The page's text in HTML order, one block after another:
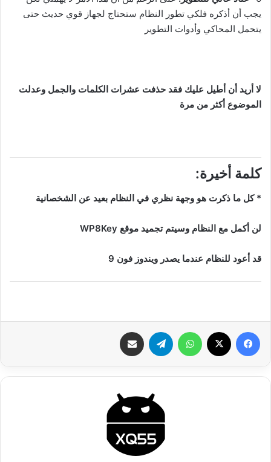
يجب أن أذكره فلكي تطور النظام ستحتاج لجهاز قوي حديث حتى
يتحمل المحاكي وأدوات التطوير
لا أريد أن أطيل عليك فقد حذفت عشرات الكلمات والجمل وعدلت
الموضوع أكثر من مرة
كلمة أخيرة:
* كل ما ذكرت هو وجهة نظري في النظام بعيد عن الشخصانية
لن أكمل مع النظام وسيتم تجميد موقع WP8Key
قد أعود للنظام عندما يصدر ويندوز فون 9